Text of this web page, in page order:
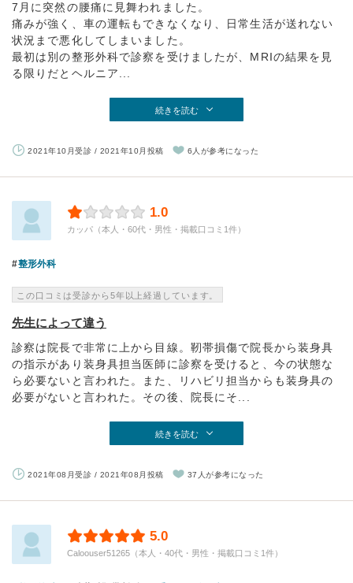
7月に突然の腰痛に見舞われました。
痛みが強く、車の運転もできなくなり、日常生活が送れない
状況まで悪化してしまいました。
最初は別の整形外科で診察を受けましたが、MRIの結果を見
る限りだとヘルニア...
続きを読む
2021年10月受診 / 2021年10月投稿 6人が参考になった
1.0
カッパ（本人・60代・男性・掲載口コミ1件）
整形外科
この口コミは受診から5年以上経過しています。
先生によって違う
診察は院長で非常に上から目線。靭帯損傷で院長から装身具
の指示があり装身具担当医師に診察を受けると、今の状態な
ら必要ないと言われた。また、リハビリ担当からも装身具の
必要がないと言われた。その後、院長にそ...
続きを読む
2021年08月受診 / 2021年08月投稿 37人が参考になった
5.0
Caloouser51265（本人・40代・男性・掲載口コミ1件）